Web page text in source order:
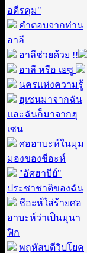
อดีรคุม"
คำตอบจากท่าน
อาลี
อาลีช่วยด้วย !!
อาลี หรือ เยซู
นครแห่งความรู้
ฮุเซนมาจากฉัน
และฉันก็มาจากฮุ
เซน
ศอฮาบะห์ในมุม
มองของชีอะห์
"อัศฮาบีย์"
ประชาชาติของฉัน
ชีอะห์ใส่ร้ายศอ
ฮาบะห์ว่าเป็นมุนา
ฟิก
พฤหัสบดีวิปโยค